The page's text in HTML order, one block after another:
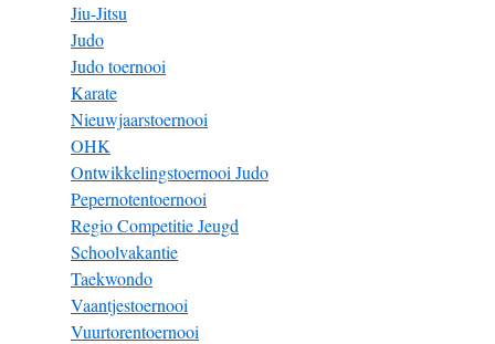
Jiu-Jitsu
Judo
Judo toernooi
Karate
Nieuwjaarstoernooi
OHK
Ontwikkelingstoernooi Judo
Pepernotentoernooi
Regio Competitie Jeugd
Schoolvakantie
Taekwondo
Vaantjestoernooi
Vuurtorentoernooi